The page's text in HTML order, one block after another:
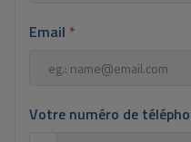
Email *
Votre numéro de